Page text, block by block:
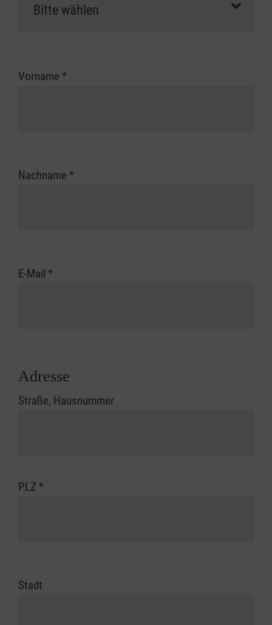
Vorname *
Nachname *
E-Mail *
Adresse
Straße, Hausnummer
PLZ *
Stadt